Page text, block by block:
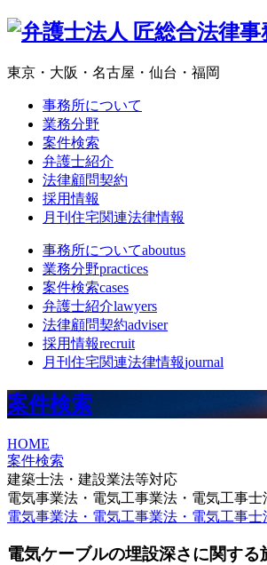
東京・大阪・名古屋・仙台・福岡
事務所について
業務分野
案件検索
弁護士紹介
法律顧問契約
採用情報
月刊住宅関連法律情報
事務所についてaboutus
業務分野practices
案件検索cases
弁護士紹介lawyers
法律顧問契約adviser
採用情報recruit
月刊住宅関連法律情報journal
案件検索
HOME
案件検索
建築士法・建設業法等対応
電気事業法・電気工事業法・電気工事士
電気事業法・電気工事業法・電気工事士
電気ケーブルの埋設深さに関する